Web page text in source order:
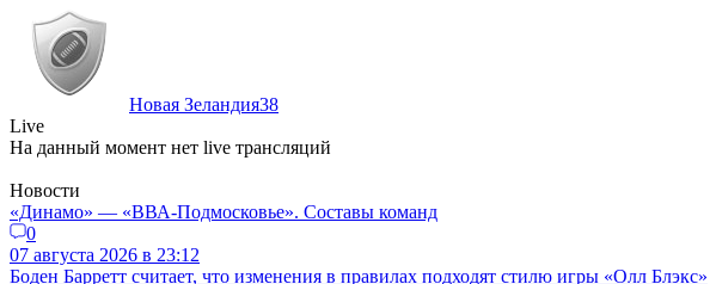
Новая Зеландия38
Live
На данный момент нет live трансляций
Новости
«Динамо» — «ВВА-Подмосковье». Составы команд
0
07 августа 2026 в 23:12
Боден Барретт считает, что изменения в правилах подходят стилю игры «Олл Блэкс»